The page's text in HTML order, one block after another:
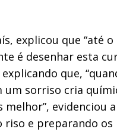
explicou que “até
desenhar esta
que,
um sorriso cria
e preparando